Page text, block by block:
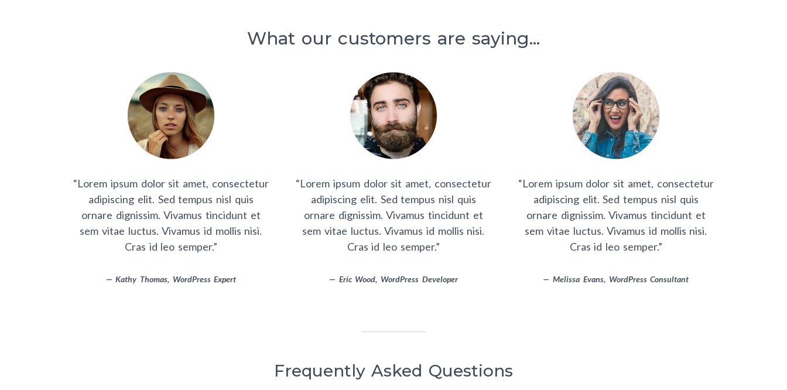
What our customers are saying...
“Lorem ipsum dolor sit amet, consectetur
adipiscing elit. Sed tempus nisl quis
ornare dignissim. Vivamus tincidunt et
sem vitae luctus. Vivamus id mollis nisi.
Cras id leo semper.”
—Kathy Thomas, WordPress Expert
“Lorem ipsum dolor sit amet, consectetur
adipiscing elit. Sed tempus nisl quis
ornare dignissim. Vivamus tincidunt et
sem vitae luctus. Vivamus id mollis nisi.
Cras id leo semper.”
Kathy Thomas,WordPress Expert
“Lorem ipsum dolor sit amet, consectetur
adipiscing elit. Sed tempus nisl quis
ornare dignissim. Vivamus tincidunt et
sem vitae luctus. Vivamus id mollis nisi.
Cras id leo semper.”
— Eric Wood, WordPress Developer
“Lorem ipsum dolor sit amet, consectetur
adipiscing elit. Sed tempus nisl quis
ornare dignissim. Vivamus tincidunt et
sem vitae luctus. Vivamus id mollis nisi.
Cras id leo semper.”
— Eric Wood, WordPress Developer
“Lorem ipsum dolor sit amet, consectetur
adipiscing elit. Sed tempus nisl quis
ornare dignissim. Vivamus tincidunt et
sem vitae luctus. Vivamus id mollis nisi.
Cras id leo semper.”
— Eric Wood, WordPress Developer
“Lorem ipsum dolor sit amet, consectetur
adipiscing elit. Sed tempus nisl quis
ornare dignissim. Vivamus tincidunt et
sem vitae luctus. Vivamus id mollis nisi.
Cras id leo semper.”
— Melissa Evans, WordPress Consultant
“Lorem ipsum dolor sit amet, consectetur
adipiscing elit. Sed tempus nisl quis
ornare dignissim. Vivamus tincidunt et
sem vitae luctus. Vivamus id mollis nisi.
Cras id leo semper.”
— Melissa Evans, WordPress Consultant
Frequently Asked Questions